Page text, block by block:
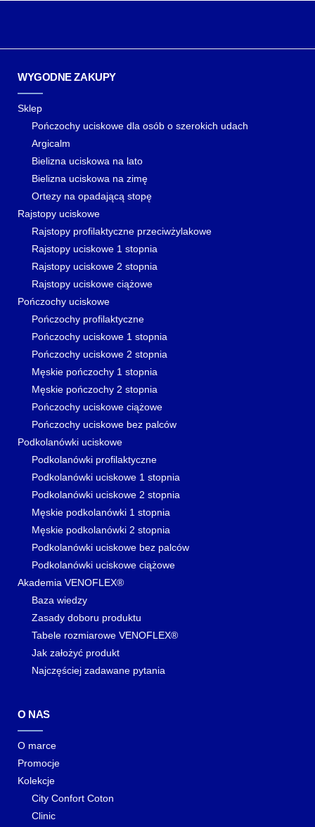
WYGODNE ZAKUPY
Sklep
Pończochy uciskowe dla osób o szerokich udach
Argicalm
Bielizna uciskowa na lato
Bielizna uciskowa na zimę
Ortezy na opadającą stopę
Rajstopy uciskowe
Rajstopy profilaktyczne przeciwżylakowe
Rajstopy uciskowe 1 stopnia
Rajstopy uciskowe 2 stopnia
Rajstopy uciskowe ciążowe
Pończochy uciskowe
Pończochy profilaktyczne
Pończochy uciskowe 1 stopnia
Pończochy uciskowe 2 stopnia
Męskie pończochy 1 stopnia
Męskie pończochy 2 stopnia
Pończochy uciskowe ciążowe
Pończochy uciskowe bez palców
Podkolanówki uciskowe
Podkolanówki profilaktyczne
Podkolanówki uciskowe 1 stopnia
Podkolanówki uciskowe 2 stopnia
Męskie podkolanówki 1 stopnia
Męskie podkolanówki 2 stopnia
Podkolanówki uciskowe bez palców
Podkolanówki uciskowe ciążowe
Akademia VENOFLEX®
Baza wiedzy
Zasady doboru produktu
Tabele rozmiarowe VENOFLEX®
Jak założyć produkt
Najczęściej zadawane pytania
O NAS
O marce
Promocje
Kolekcje
City Confort Coton
Clinic